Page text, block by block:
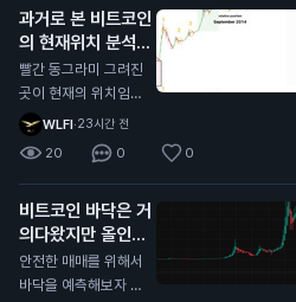
는거고 (0.55달러 수
준까지) 유일하게 리
플만 현재 알트 차트
중에 살아있는데 (잡
코제외) 저기를 지켜
주면 저기가 찐바닥
기만 안깨지면됨
과거로 본 비트코인
의 현재위치 분석
N
빨간 동그라미 그려진
곳이 현재의 위치임
각종 지표로 봤을때도
일치하고 시기적으로
도 똑같음 개인적으로
싸이클대로 상방,하방
으로 움직이는거는 이
번이 마지막일거라고
봄 비트코인 전체 차
트로 봤을때 현재 어
WLFI·23시간 전
20 0 0
비트코인 바닥은 거
의다왔지만 올인은
금지
N
안전한 매매를 위해서
바닥을 예측해보자 현